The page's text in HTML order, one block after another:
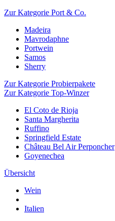
Zur Kategorie Port & Co.
Madeira
Mavrodaphne
Portwein
Samos
Sherry
Zur Kategorie Probierpakete
Zur Kategorie Top-Winzer
El Coto de Rioja
Santa Margherita
Ruffino
Springfield Estate
Château Bel Air Perponcher
Goyenechea
Übersicht
Wein
Italien